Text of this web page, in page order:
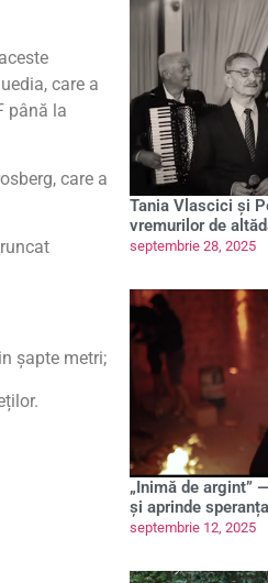
care a
până la
care a
şapte metri;
Tania Vlascici și
vremurilor de
septembrie 28, 2025
„Inimă de argint”
și aprinde speranța
septembrie 12, 2025